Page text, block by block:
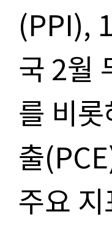
(PPI),
국 2월
를 비
출
주요